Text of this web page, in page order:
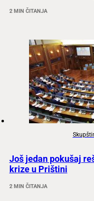
2 MIN ČITANJA
Još jedan pokušaj
krize u Prištini
2 MIN ČITANJA